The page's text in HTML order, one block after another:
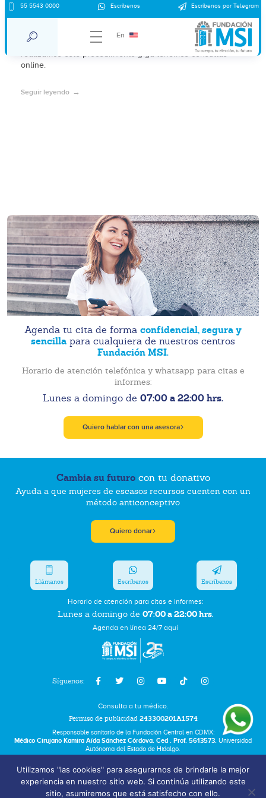
55 5543 0000 Escríbenos Escríbenos por Telegram
En
¿Es seguro abortar con misoprostol?
Abortar con misoprostol es seguro. En Marie Stopes
realizamos este procedimiento y ya tenemos consultas
online.
Seguir leyendo
Agenda tu cita de forma confidencial, segura y
sencilla para cualquiera de nuestros centros
Fundación MSI.
Horario de atención telefónica y whatsapp para citas e
informes:
Lunes a domingo de 07:00 a 22:00 hrs.
Quiero hablar con una asesora
Cambia su futurocon tu donativo
Ayuda a que mujeres de escasos recursos cuenten con un
método anticonceptivo
Quiero donar
Síguenos:
Horario de atención para citas e informes:
Lunes a domingo de 07:00 a 22:00 hrs.
Agenda en línea 24/7 aquí
Llámanos Escríbenos Escríbenos
Consulta a tu médico.
Permiso de publicidad 243300201A1574
Responsable sanitario de la Fundación Central en CDMX:
Médico Cirujano Kamira Aída Sánchez Córdova. Ced . Prof. 5613573. Universidad
Autónoma del Estado de Hidalgo.
Términos y Condiciones
Bolsa de Trabajo
Utilizamos "las cookies" para asegurarnos de brindarle la mejor
experiencia en nuestro sitio web. Si continúa utilizando este
sitio, asumiremos que está satisfecho con ello.